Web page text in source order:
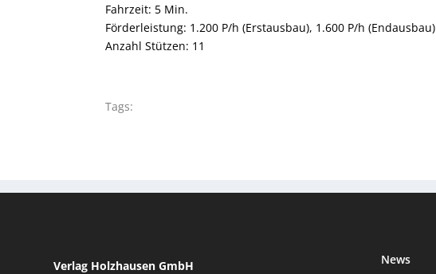
Fahrzeit: 5 Min.
Förderleistung: 1.200 P/h (Erstausbau), 1.600 P/h (Endausbau)
Anzahl Stützen: 11
Tags:
Verlag Holzhausen GmbH
News